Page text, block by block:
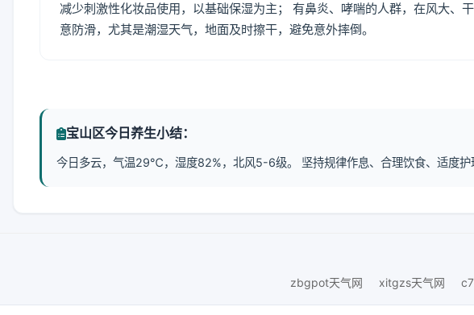
减少刺激性化妆品使用，以基础保湿为主； 有鼻炎、哮喘的人群，在风大、
意防滑，尤其是潮湿天气，地面及时擦干，避免意外摔倒。
宝山区今日养生小结：
今日多云，气温29℃，湿度82%，北风5-6级。 坚持规律作息、合理饮食、适度护
zbgpot天气网
xitgzs天气网